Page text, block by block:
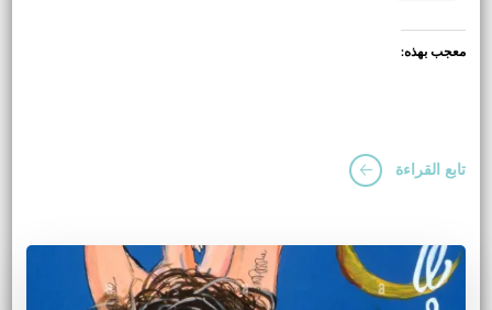
معجب بهذه:
تابع القراءة